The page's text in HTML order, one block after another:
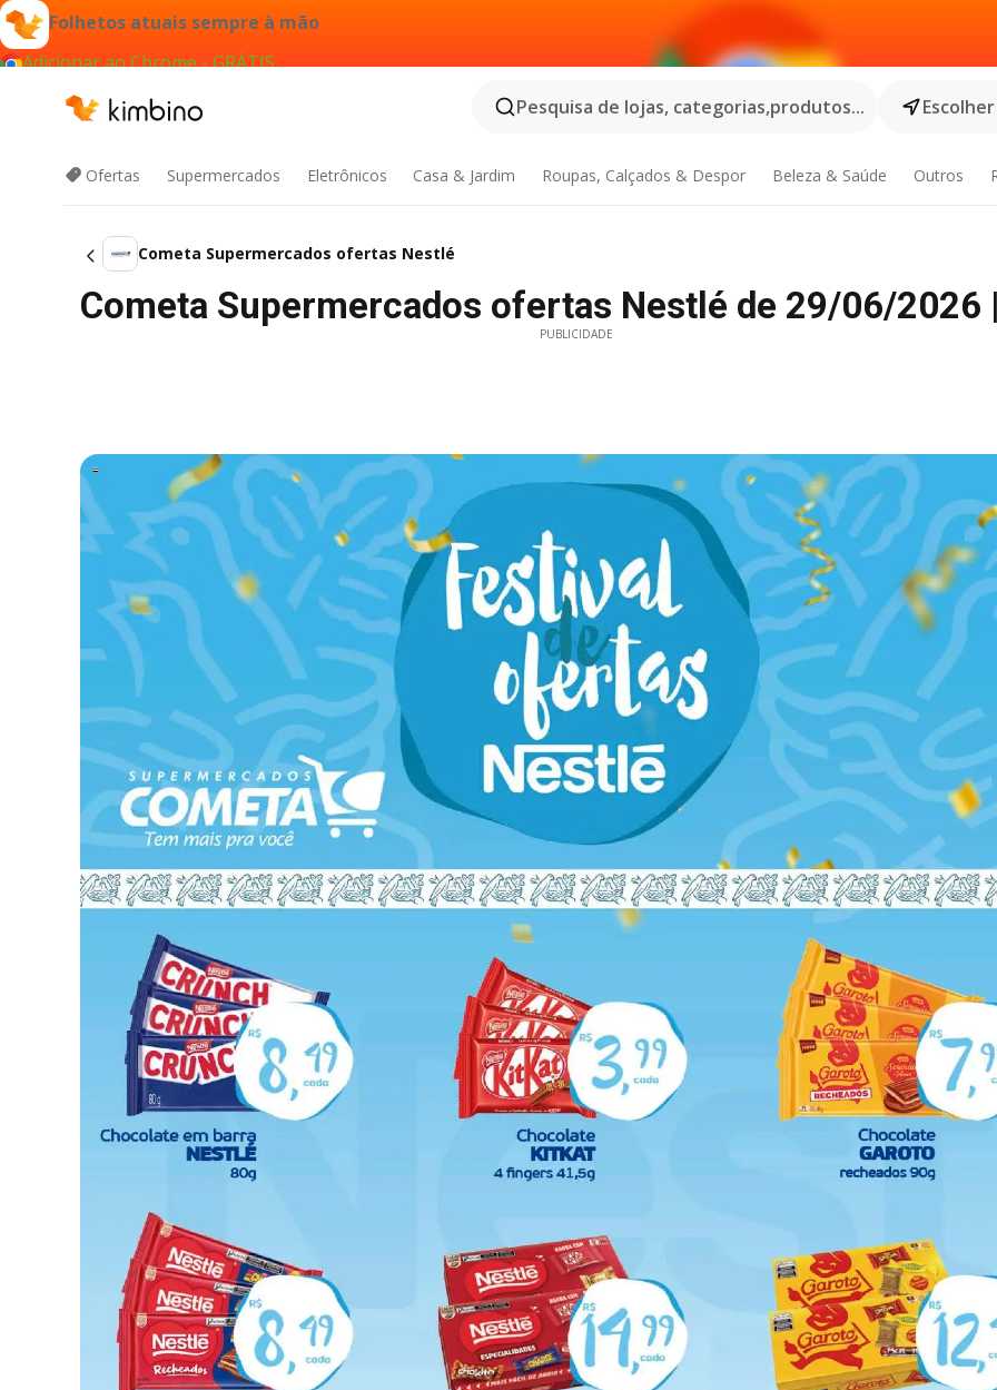
Folhetos atuais sempre à mão
Adicionar ao Chrome - GRÁTIS
Pesquisa de lojas, categorias,produtos...
Ofertas Supermercados Eletrônicos Casa & Jardim Roupas, Calçados & Despor Beleza & Saúde Outros
Cometa Supermercados ofertas Nestlé
Cometa Supermercados ofertas Nestlé de 29/06/2026
PUBLICIDADE